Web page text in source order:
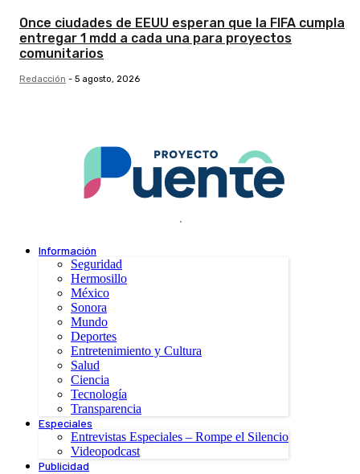
Once ciudades de EEUU esperan que la FIFA cumpla
entregar 1 mdd a cada una para proyectos
comunitarios
Redacción - 5 agosto, 2026
.
Información
Seguridad
Hermosillo
México
Sonora
Mundo
Deportes
Entretenimiento y Cultura
Salud
Ciencia
Tecnología
Transparencia
Especiales
Entrevistas Especiales – Rompe el Silencio
Videopodcast
Publicidad